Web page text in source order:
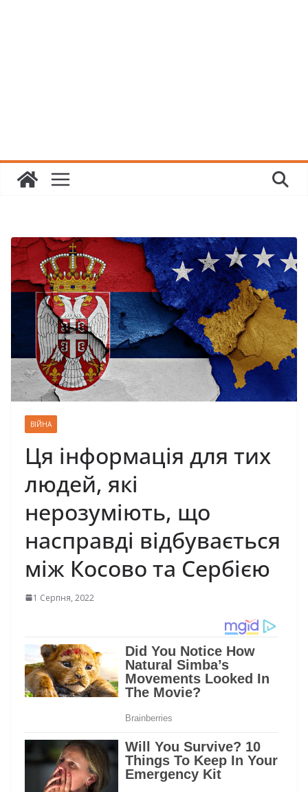
ВІЙНА
Ця інформація для тих
людей, які
нерозуміють, що
насправді відбувається
між Косово та Сербією
1 Серпня, 2022